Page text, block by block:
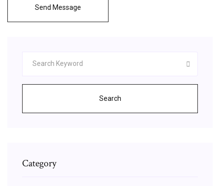
Send Message
Search
Category